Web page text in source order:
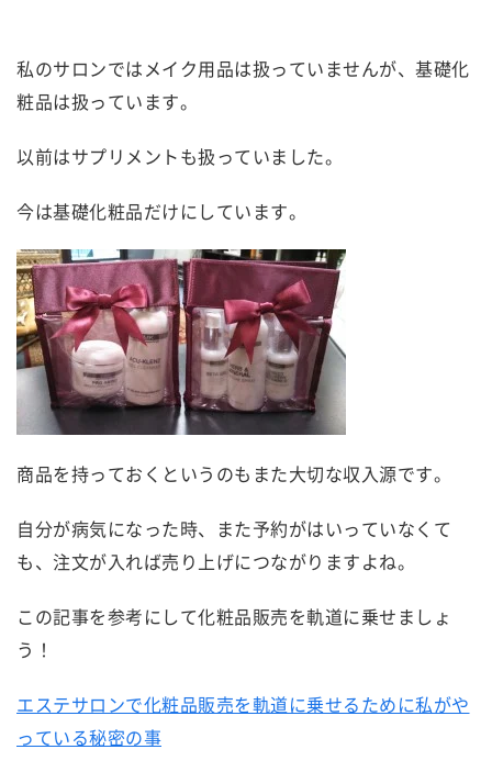
私のサロンではメイク用品は扱っていませんが、基礎化
粧品は扱っています。
以前はサプリメントも扱っていました。
今は基礎化粧品だけにしています。
商品を持っておくというのもまた大切な収入源です。
自分が病気になった時、また予約がはいっていなくて
も、注文が入れば売り上げにつながりますよね。
この記事を参考にして化粧品販売を軌道に乗せましょ
う！
エステサロンで化粧品販売を軌道に乗せるために私がや
っている秘密の事